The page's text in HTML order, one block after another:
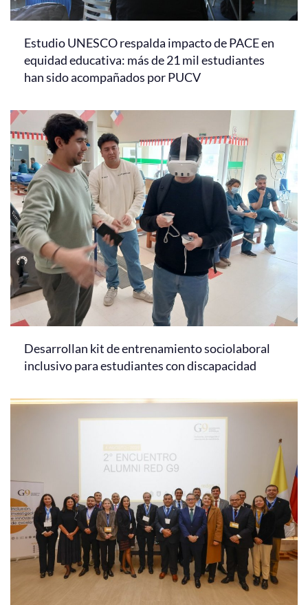
Estudio UNESCO respalda impacto de PACE en
equidad educativa: más de 21 mil estudiantes
han sido acompañados por PUCV
Desarrollan kit de entrenamiento sociolaboral
inclusivo para estudiantes con discapacidad